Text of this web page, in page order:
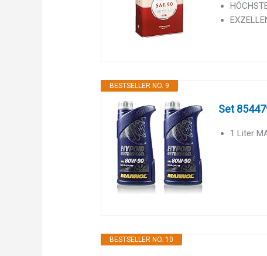
BESTSELLER NO. 9
Set
1 Liter
BESTSELLER NO. 10